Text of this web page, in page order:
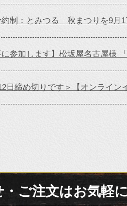
約制：とみつる 秋まつりを9月
に参加します】松坂屋名古屋様
日締め切りです＞【オンライ
・ご注文はお気軽